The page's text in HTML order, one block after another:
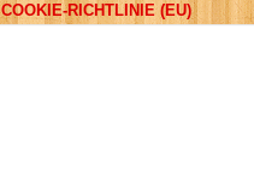
COOKIE-RICHTLINIE (EU)